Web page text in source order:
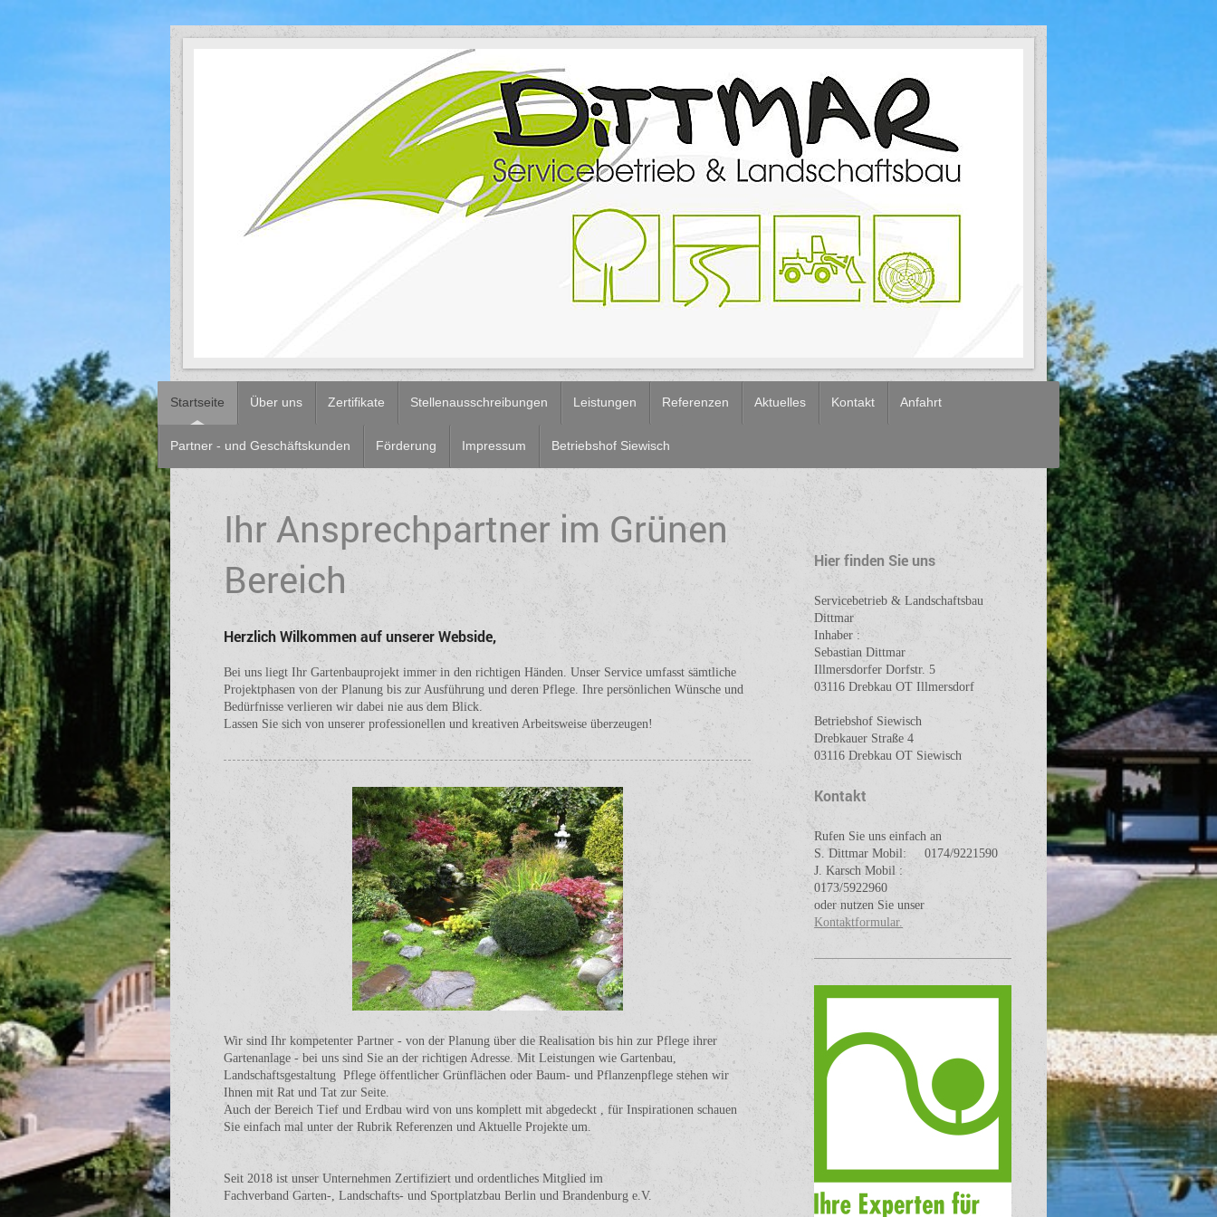
Startseite Über uns Zertifikate Stellenausschreibungen Leistungen Referenzen Aktuelles Kontakt Anfahrt
Partner - und Geschäftskunden Förderung Impressum Betriebshof Siewisch
Ihr Ansprechpartner im Grünen
Bereich
Herzlich Wilkommen auf unserer Webside,
Bei uns liegt Ihr Gartenbauprojekt immer in den richtigen Händen. Unser Service umfasst sämtliche
Projektphasen von der Planung bis zur Ausführung und deren Pflege. Ihre persönlichen Wünsche und
Bedürfnisse verlieren wir dabei nie aus dem Blick.
Lassen Sie sich von unserer professionellen und kreativen Arbeitsweise überzeugen!
Wir sind Ihr kompetenter Partner - von der Planung über die Realisation bis hin zur Pflege ihrer
Gartenanlage - bei uns sind Sie an der richtigen Adresse. Mit Leistungen wie Gartenbau,
Landschaftsgestaltung Pflege öffentlicher Grünflächen oder Baum- und Pflanzenpflege stehen wir
Ihnen mit Rat und Tat zur Seite.
Auch der Bereich Tief und Erdbau wird von uns komplett mit abgedeckt , für Inspirationen schauen
Sie einfach mal unter der Rubrik Referenzen und Aktuelle Projekte um.
Seit 2018 ist unser Unternehmen Zertifiziert und ordentliches Mitglied im
Fachverband Garten-, Landschafts- und Sportplatzbau Berlin und Brandenburg e.V.
Hier finden Sie uns
Servicebetrieb & Landschaftsbau
Dittmar
Inhaber :
Sebastian Dittmar
Illmersdorfer Dorfstr. 5
03116 Drebkau OT Illmersdorf
Betriebshof Siewisch
Drebkauer Straße 4
03116 Drebkau OT Siewisch
Kontakt
Rufen Sie uns einfach an
S. Dittmar Mobil: 0174/9221590
J. Karsch Mobil :
0173/5922960
oder nutzen Sie unser
Kontaktformular.